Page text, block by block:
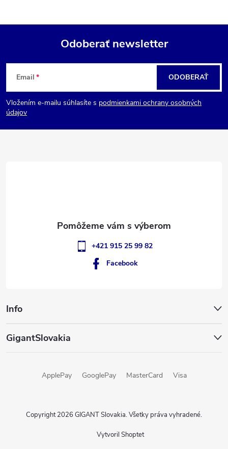
Z
á
p
Odoberať newsletter
Email
Vložením e-mailu súhlasíte s podmienkami ochrany osobných
údajov
ODOBERAŤ
Info
GigantSlovakia
+421 915 25 99 82
Facebook
ApplePay GooglePay MasterCard Visa
Vytvoril Shoptet
Copyright 2026 GIGANT Slovakia. Všetky práva vyhradené.